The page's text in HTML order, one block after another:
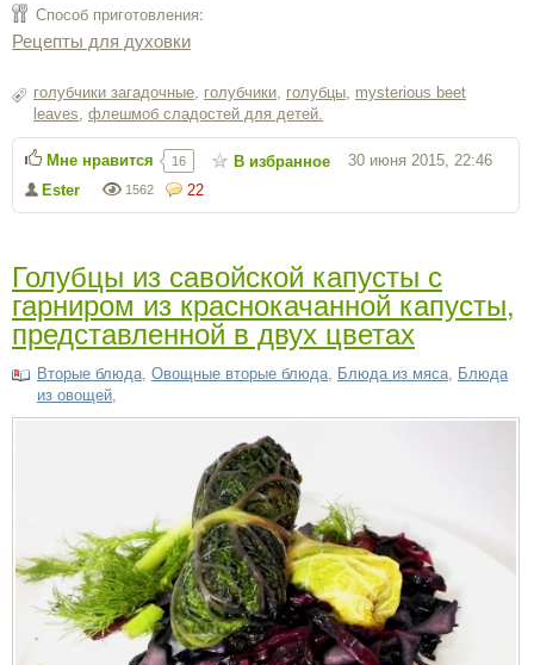
Способ приготовления:
Рецепты для духовки
голубчики загадочные голубчики голубцы mysterious beet
leaves флешмоб сладостей для детей.
22
1562
Ester
30 июня 2015, 22:46
Мне нравится 16 В избранное
Голубцы из савойской капусты с
гарниром из краснокачанной капусты,
представленной в двух цветах
Вторые блюда Овощные вторые блюда Блюда из мяса Блюда
из овощей